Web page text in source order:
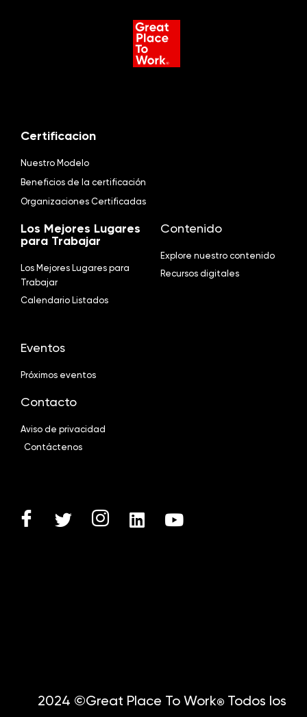
Certificacion
Nuestro Modelo
Beneficios de la certificación
Organizaciones Certificadas
Los Mejores Lugares
para Trabajar
Los Mejores Lugares para
Trabajar
Calendario Listados
Contenido
Explore nuestro contenido
Recursos digitales
Eventos
Próximos eventos
Contacto
Aviso de privacidad
Contáctenos
2024 ©Great Place To Work® Todos los